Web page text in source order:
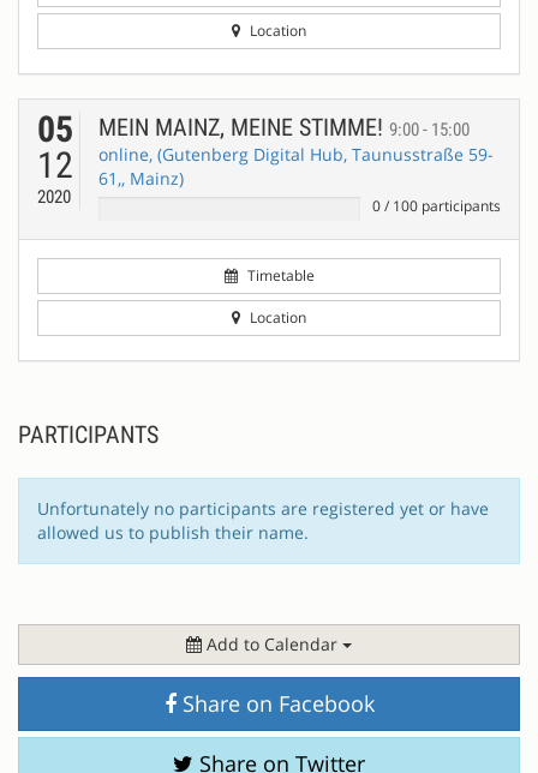
Location
05
12
2020
MEIN MAINZ, MEINE STIMME! 9:00 - 15:00
online, (Gutenberg Digital Hub, Taunusstraße 59-
61,, Mainz)
0/ 100 participants
Timetable
Location
PARTICIPANTS
Unfortunately no participants are registered yet or have
allowed us to publish their name.
Add to Calendar
Share on Facebook
Share on Twitter